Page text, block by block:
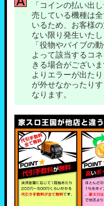
「コインの払い出
売している機種は
いるため、お客様
ない限り発生いたし
「役物やバイブの
よって該当するコ
きる場合がござい
よりエラーが出た
が外せなかったり
なります。